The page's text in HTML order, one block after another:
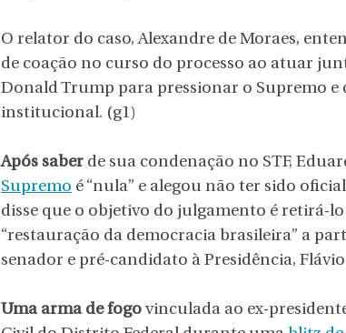
O relator do caso, Alexandre de Moraes,
de coação no curso do processo ao atuar
Donald Trump para pressionar o Supremo
institucional. (g1)
Após saber de sua condenação no STF,
Supremo é “nula” e alegou não ter sido
disse que o objetivo do julgamento é retirá-
“restauração da democracia brasileira” a
senador e pré-candidato à Presidência,
Uma arma de fogo vinculada ao ex-